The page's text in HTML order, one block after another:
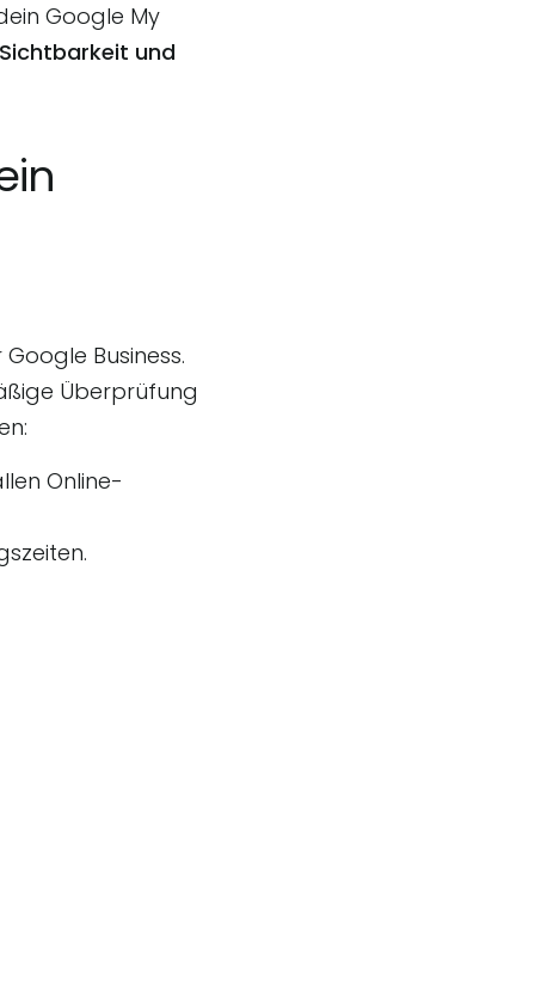
Google My
und
Google Business.
Überprüfung
Online-